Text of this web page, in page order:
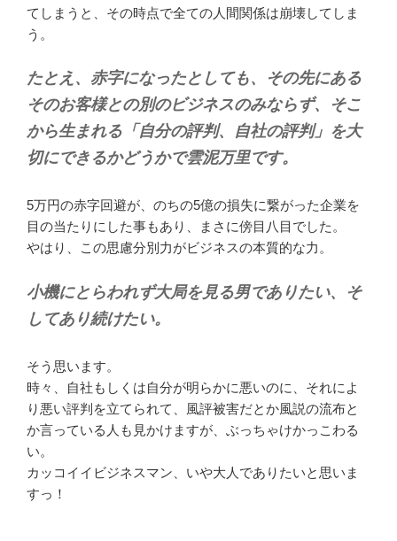
てしまうと、その時点で全ての人間関係は崩壊してしま
う。
たとえ、赤字になったとしても、その先にある
そのお客様との別のビジネスのみならず、そこ
から生まれる「自分の評判、自社の評判」を大
切にできるかどうかで雲泥万里です。
5万円の赤字回避が、のちの5億の損失に繋がった企業を
目の当たりにした事もあり、まさに傍目八目でした。
やはり、この思慮分別力がビジネスの本質的な力。
小機にとらわれず大局を見る男でありたい、そ
してあり続けたい。
そう思います。
時々、自社もしくは自分が明らかに悪いのに、それによ
り悪い評判を立てられて、風評被害だとか風説の流布と
か言っている人も見かけますが、ぶっちゃけかっこわる
い。
カッコイイビジネスマン、いや大人でありたいと思いま
すっ！